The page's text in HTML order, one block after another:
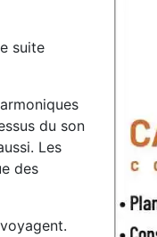
suite
du son
Les
des